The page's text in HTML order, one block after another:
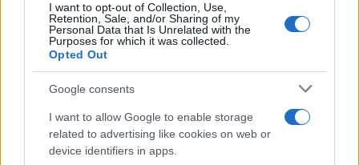
I want to opt-out of Collection, Use,
Retention, Sale, and/or Sharing of my
Personal Data that Is Unrelated with the
Purposes for which it was collected.
Opted Out
Google consents
I want to allow Google to enable storage
related to advertising like cookies on web or
device identifiers in apps.